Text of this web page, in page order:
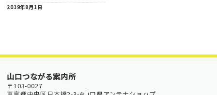
2019年8月1日
山口つながる案内所
〒103-0027